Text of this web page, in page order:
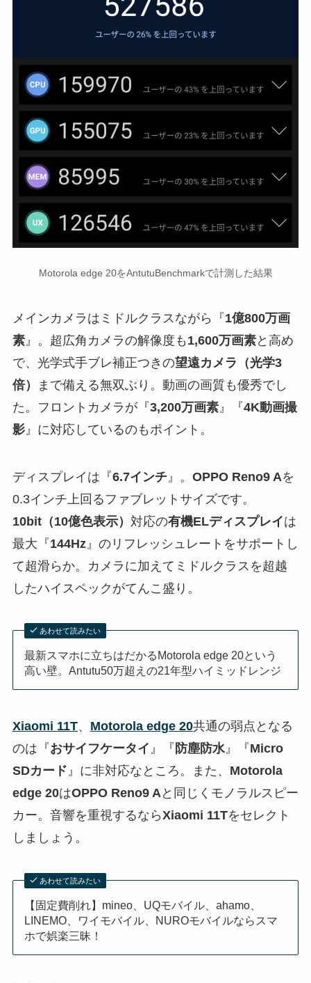
Motorola edge 20をAntutuBenchmarkで計測した結果
メインカメラはミドルクラスながら『1億800万画
素』。超広角カメラの解像度も 1,600万画素と高め
で、光学式手ブレ補正つきの望遠カメラ（光学3
倍）
まで備える無双ぶり。動画の画質も優秀でし
た。フロントカメラが『3,200万画素』『4K動画撮
影』に対応しているのもポイント。
ディスプレイは『6.7インチ』。 OPPO Reno9 Aを
0.3インチ上回るファブレットサイズです。
10bit（10億色表示） 対応の有機ELディスプレイは
最大『144Hz』のリフレッシュレートをサポートし
て超滑らか。カメラに加えてミドルクラスを超越
したハイスペックがてんこ盛り。
あわせて読みたい
最新スマホに立ちはだかるMotorola edge 20という
高い壁。Antutu50万超えの21年型ハイミッドレンジ
Xiaomi 11T、 Motorola edge 20共通の弱点となる
のは『おサイフケータイ 』『 防塵防水』『Micro
SDカード』に非対応なところ。また、 Motorola
edge 20はOPPO Reno9 Aと同じくモノラルスピー
カー。音響を重視するならXiaomi 11Tをセレクト
しましょう。
あわせて読みたい
【固定費削れ】mineo、UQモバイル、ahamo、
LINEMO、ワイモバイル、NUROモバイルならスマ
ホで娯楽三昧！